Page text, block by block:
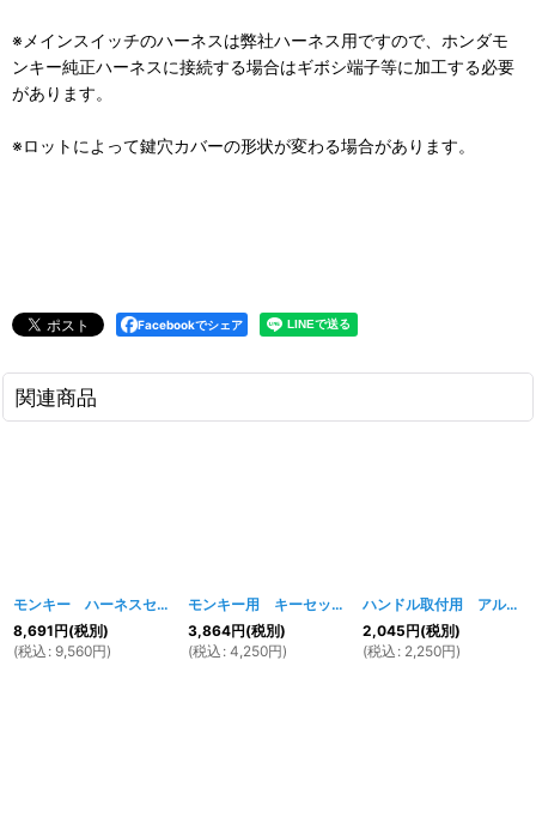
※メインスイッチのハーネスは弊社ハーネス用ですので、ホンダモ
ンキー純正ハーネスに接続する場合はギボシ端子等に加工する必要
があります。
※ロットによって鍵穴カバーの形状が変わる場合があります。
Facebookでシェア
関連商品
モンキー ハーネスセット [046w]
8,691円(税別)
(税込 : 9,560円)
モンキー用 キーセットB（ホンダ純正5Lタンク対応）
3,864円(税別)
(税込 : 4,250円)
ハンドル取付用 アルミヘルメットホルダーマウント
2,045円(税別)
(税込 : 2,250円)